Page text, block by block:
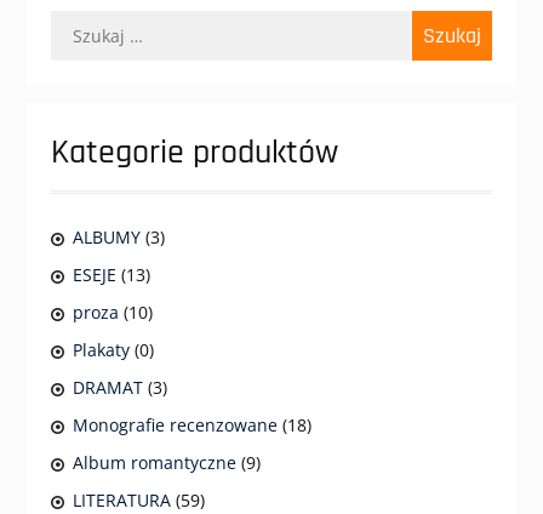
Kategorie produktów
ALBUMY (3)
ESEJE (13)
proza (10)
Plakaty (0)
DRAMAT (3)
Monografie recenzowane (18)
Album romantyczne (9)
LITERATURA (59)